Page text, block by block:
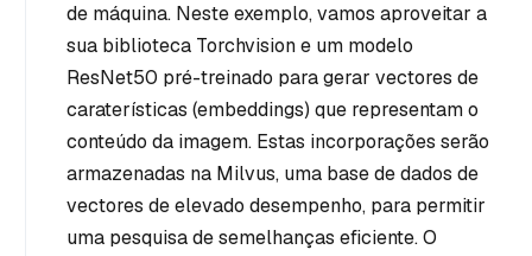
de máquina. Neste exemplo, vamos aproveitar a
sua biblioteca Torchvision e um modelo
ResNet50 pré-treinado para gerar vectores de
caraterísticas (embeddings) que representam o
conteúdo da imagem. Estas incorporações serão
armazenadas na Milvus, uma base de dados de
vectores de elevado desempenho, para permitir
uma pesquisa de semelhanças eficiente. O